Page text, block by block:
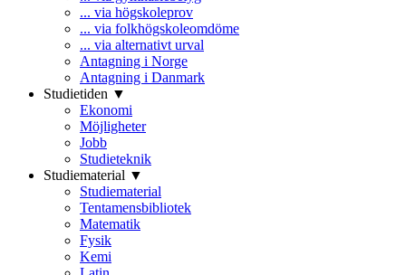
... via högskoleprov
... via folkhögskoleomdöme
... via alternativt urval
Antagning i Norge
Antagning i Danmark
Studietiden ▼
Ekonomi
Möjligheter
Jobb
Studieteknik
Studiematerial ▼
Studiematerial
Tentamensbibliotek
Matematik
Fysik
Kemi